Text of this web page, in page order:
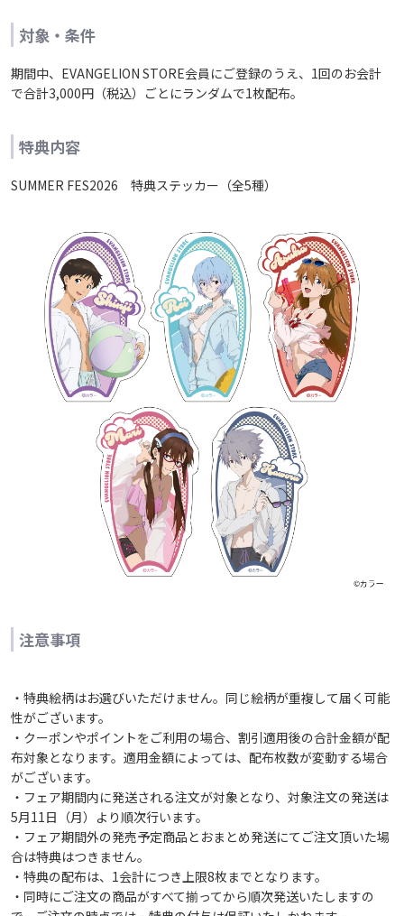
対象・条件
期間中、EVANGELION STORE会員にご登録のうえ、1回のお会計
で合計3,000円（税込）ごとにランダムで1枚配布。
特典内容
SUMMER FES2026 特典ステッカー（全5種）
注意事項
・特典絵柄はお選びいただけません。同じ絵柄が重複して届く可能
性がございます。
・クーポンやポイントをご利用の場合、割引適用後の合計金額が配
布対象となります。適用金額によっては、配布枚数が変動する場合
がございます。
・フェア期間内に発送される注文が対象となり、対象注文の発送は
5月11日（月）より順次行います。
・フェア期間外の発売予定商品とおまとめ発送にてご注文頂いた場
合は特典はつきません。
・特典の配布は、1会計につき上限8枚までとなります。
・同時にご注文の商品がすべて揃ってから順次発送いたしますの